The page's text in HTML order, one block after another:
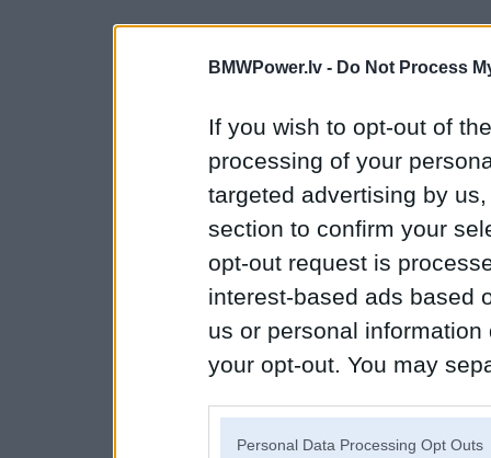
BMWPower.lv - Do Not Process
If you wish to opt-out of
processing of your
targeted advertising by
section to confirm your
opt-out request is
interest-based ads based
us or personal
your opt-out. You may
Personal Data Processing Opt Outs